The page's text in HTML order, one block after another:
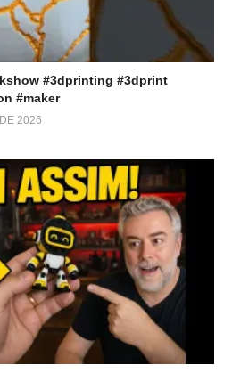
#3dprinting #3dprint
#maker
2026